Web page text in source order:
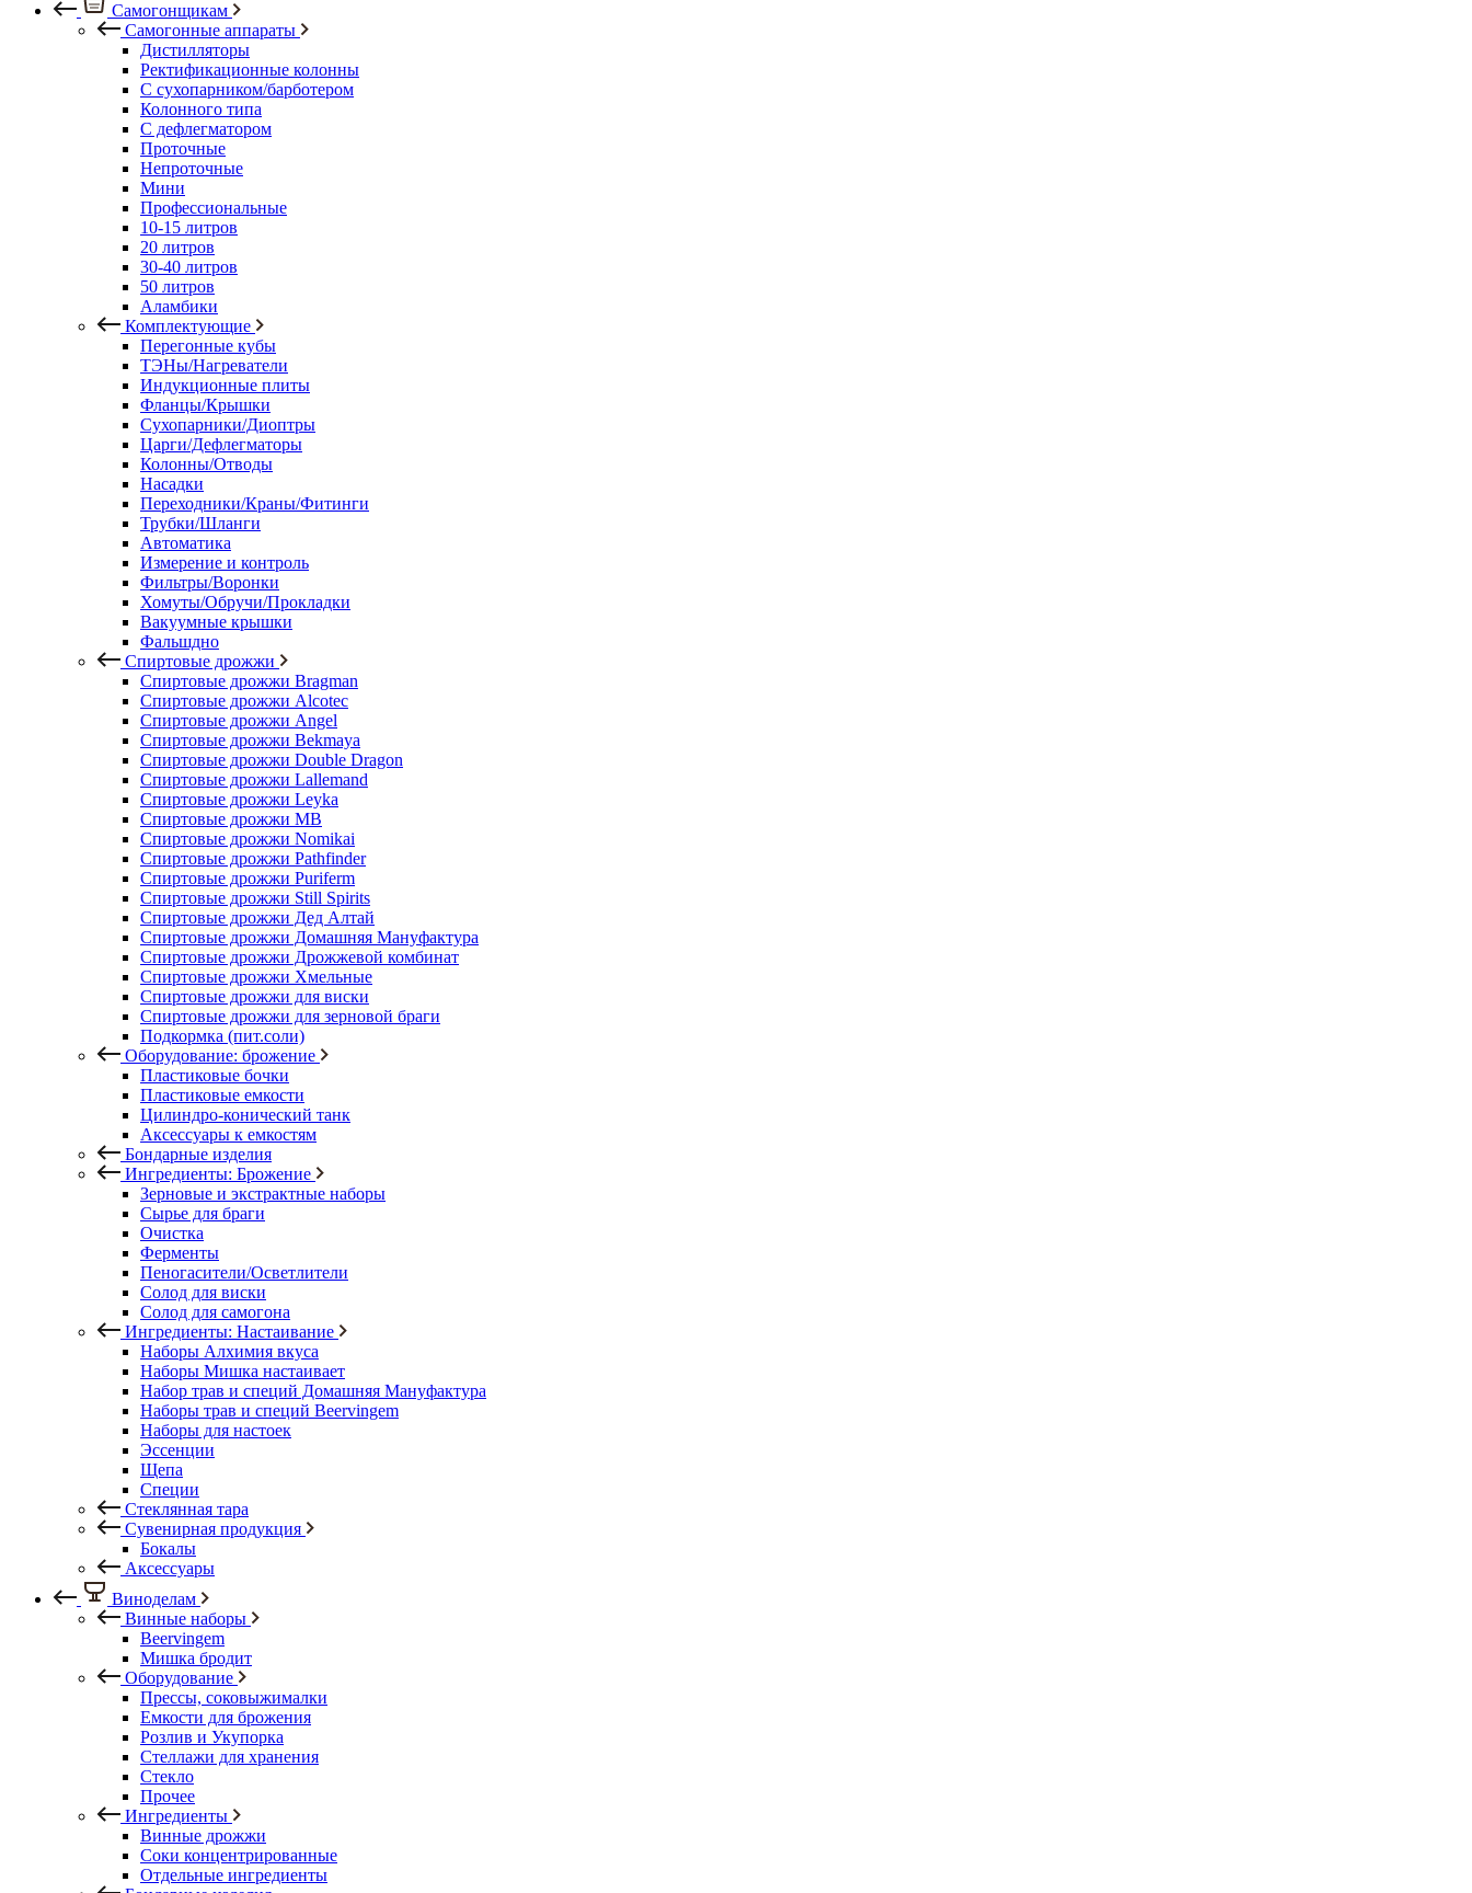
Самогонщикам
Самогонные аппараты
Дистилляторы
Ректификационные колонны
С сухопарником/барботером
Колонного типа
С дефлегматором
Проточные
Непроточные
Мини
Профессиональные
10-15 литров
20 литров
30-40 литров
50 литров
Аламбики
Комплектующие
Перегонные кубы
ТЭНы/Нагреватели
Индукционные плиты
Фланцы/Крышки
Сухопарники/Диоптры
Царги/Дефлегматоры
Колонны/Отводы
Насадки
Переходники/Краны/Фитинги
Трубки/Шланги
Автоматика
Измерение и контроль
Фильтры/Воронки
Хомуты/Обручи/Прокладки
Вакуумные крышки
Фальшдно
Спиртовые дрожжи
Спиртовые дрожжи Bragman
Спиртовые дрожжи Alcotec
Спиртовые дрожжи Angel
Спиртовые дрожжи Bekmaya
Спиртовые дрожжи Double Dragon
Спиртовые дрожжи Lallemand
Спиртовые дрожжи Leyka
Спиртовые дрожжи MB
Спиртовые дрожжи Nomikai
Спиртовые дрожжи Pathfinder
Спиртовые дрожжи Puriferm
Спиртовые дрожжи Still Spirits
Спиртовые дрожжи Дед Алтай
Спиртовые дрожжи Домашняя Мануфактура
Спиртовые дрожжи Дрожжевой комбинат
Спиртовые дрожжи Хмельные
Спиртовые дрожжи для виски
Спиртовые дрожжи для зерновой браги
Подкормка (пит.соли)
Оборудование: брожение
Пластиковые бочки
Пластиковые емкости
Цилиндро-конический танк
Аксессуары к емкостям
Бондарные изделия
Ингредиенты: Брожение
Зерновые и экстрактные наборы
Сырье для браги
Очистка
Ферменты
Пеногасители/Осветлители
Солод для виски
Солод для самогона
Ингредиенты: Настаивание
Наборы Алхимия вкуса
Наборы Мишка настаивает
Набор трав и специй Домашняя Мануфактура
Наборы трав и специй Beervingem
Наборы для настоек
Эссенции
Щепа
Специи
Стеклянная тара
Сувенирная продукция
Бокалы
Аксессуары
Виноделам
Винные наборы
Beervingem
Мишка бродит
Оборудование
Прессы, соковыжималки
Емкости для брожения
Розлив и Укупорка
Стеллажи для хранения
Стекло
Прочее
Ингредиенты
Винные дрожжи
Соки концентрированные
Отдельные ингредиенты